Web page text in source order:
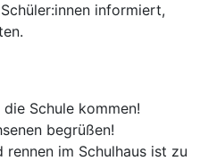
informiert,
Schule kommen!
begrüßen!
rennen im Schulhaus ist zu